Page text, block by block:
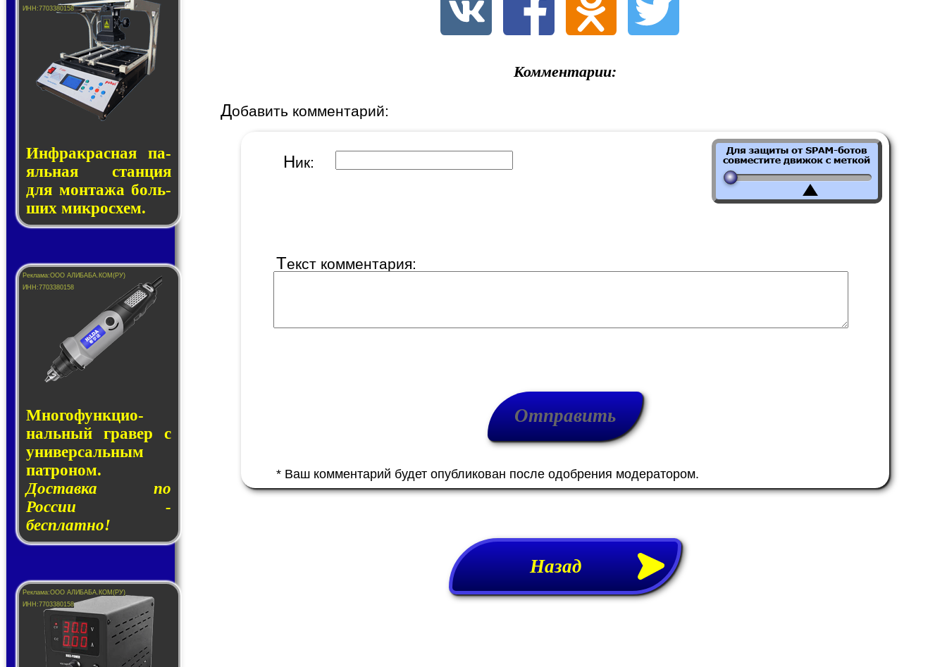
Инфракрасная па­
яль­ная стан­ция
для мон­та­жа боль­
ших ми­кро­схем.
Много­функ­цио­
наль­ный гра­вер с
уни­вер­саль­ным
пат­ро­ном.
Доставка по
России -
бесплатно!
Комментарии:
Добавить комментарий:
Ник:
Текст комментария:
* Ваш комментарий будет опубликован после одобрения модератором.
Назад